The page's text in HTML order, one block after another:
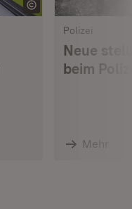
Polizei
Neue
beim
Mehr